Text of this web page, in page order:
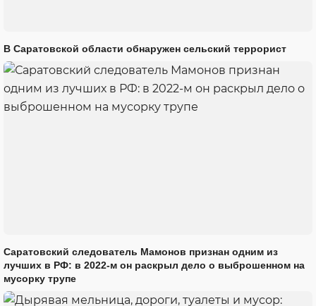
В Саратовской области обнаружен сельский террорист
Саратовский следователь Мамонов признан одним из
лучших в РФ: в 2022-м он раскрыл дело о выброшенном на
мусорку трупе